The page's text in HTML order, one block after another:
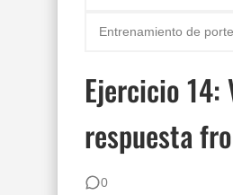
¿Por qué los
Los 30 mejores
Entrenamiento de
Ejercicio 14:
respuesta
0